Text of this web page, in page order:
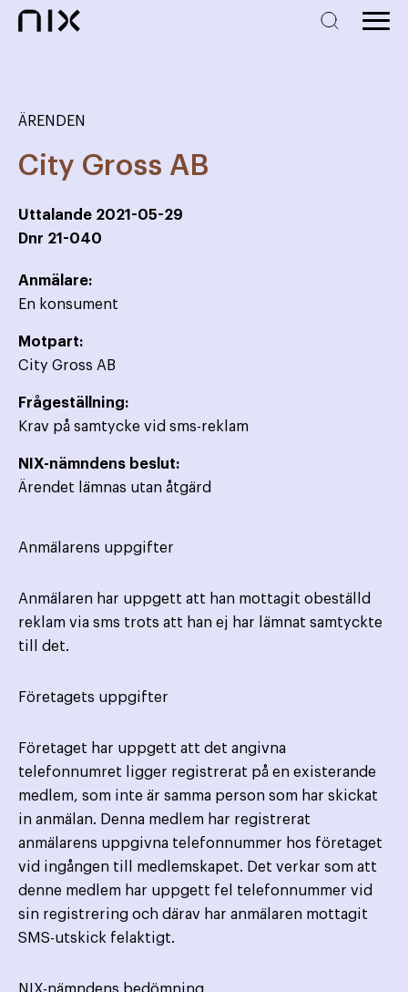
ÄRENDEN
City Gross AB
Uttalande 2021-05-29
Dnr 21-040
Anmälare:
En konsument
Motpart:
City Gross AB
Frågeställning:
Krav på samtycke vid sms-reklam
NIX-nämndens beslut:
Ärendet lämnas utan åtgärd
Anmälarens uppgifter
Anmälaren har uppgett att han mottagit obeställd
reklam via sms trots att han ej har lämnat samtyckte
till det.
Företagets uppgifter
Företaget har uppgett att det angivna
telefonnumret ligger registrerat på en existerande
medlem, som inte är samma person som har skickat
in anmälan. Denna medlem har registrerat
anmälarens uppgivna telefonnummer hos företaget
vid ingången till medlemskapet. Det verkar som att
denne medlem har uppgett fel telefonnummer vid
sin registrering och därav har anmälaren mottagit
SMS-utskick felaktigt.